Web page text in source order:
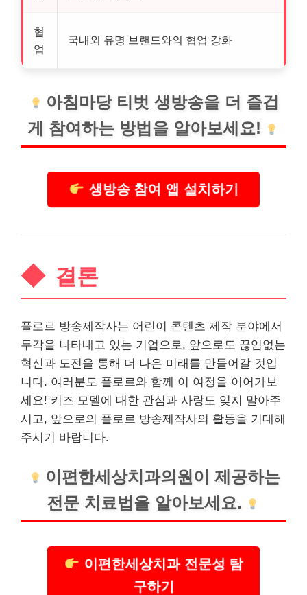
협
업
국내외 유명 브랜드와의 협업 강화
아침마당 티벗 생방송을 더 즐겁
게 참여하는 방법을 알아보세요!
생방송 참여 앱 설치하기
결론
플로르 방송제작사는 어린이 콘텐츠 제작 분야에서
두각을 나타내고 있는 기업으로, 앞으로도 끊임없는
혁신과 도전을 통해 더 나은 미래를 만들어갈 것입
니다. 여러분도 플로르와 함께 이 여정을 이어가보
세요! 키즈 모델에 대한 관심과 사랑도 잊지 말아주
시고, 앞으로의 플로르 방송제작사의 활동을 기대해
주시기 바랍니다.
이편한세상치과의원이 제공하는
전문 치료법을 알아보세요.
이편한세상치과 전문성 탐
구하기